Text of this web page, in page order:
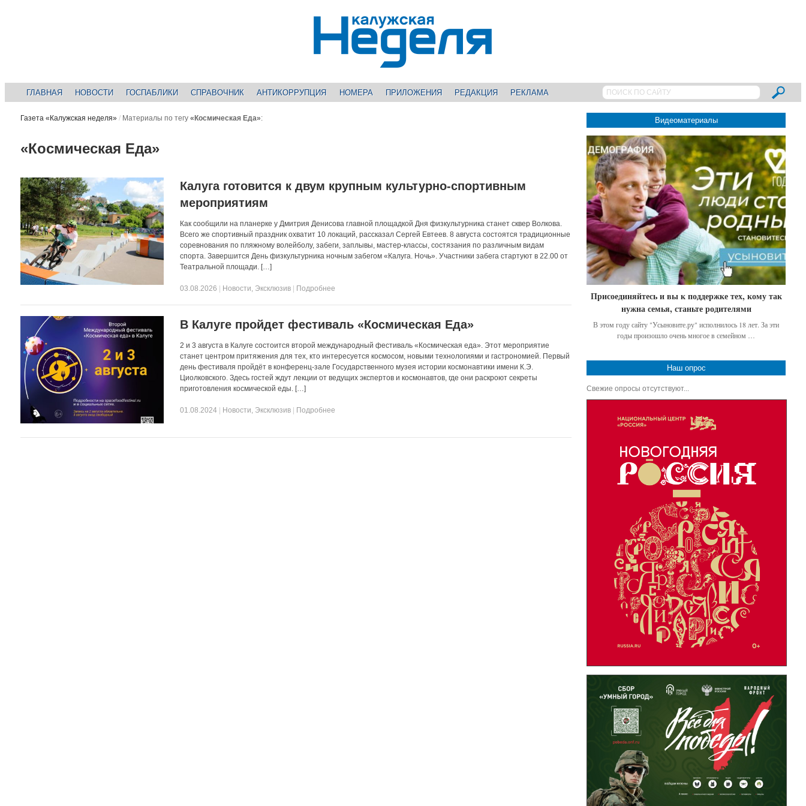
ГЛАВНАЯ НОВОСТИ ГОСПАБЛИКИ СПРАВОЧНИК АНТИКОРРУПЦИЯ НОМЕРА ПРИЛОЖЕНИЯ РЕДАКЦИЯ РЕКЛАМА
Газета «Калужская неделя» / Материалы по тегу «Космическая Еда»:
«Космическая Еда»
Калуга готовится к двум крупным культурно-спортивным
мероприятиям
Как сообщили на планерке у Дмитрия Денисова главной площадкой Дня физкультурника станет сквер Волкова.
Всего же спортивный праздник охватит 10 локаций, рассказал Сергей Евтеев. 8 августа состоятся традиционные
соревнования по пляжному волейболу, забеги, заплывы, мастер-классы, состязания по различным видам
спорта. Завершится День физкультурника ночным забегом «Калуга. Ночь». Участники забега стартуют в 22.00 от
Театральной площади. […]
03.08.2026 Новости, Эксклюзив Подробнее
В Калуге пройдет фестиваль «Космическая Еда»
2 и 3 августа в Калуге состоится второй международный фестиваль «Космическая еда». Этот мероприятие
станет центром притяжения для тех, кто интересуется космосом, новыми технологиями и гастрономией. Первый
день фестиваля пройдёт в конференц-зале Государственного музея истории космонавтики имени К.Э.
Циолковского. Здесь гостей ждут лекции от ведущих экспертов и космонавтов, где они раскроют секреты
приготовления космической еды. […]
01.08.2024 Новости, Эксклюзив Подробнее
Видеоматериалы
Присоединяйтесь и вы к поддержке тех, кому так
нужна семья, станьте родителями
В этом году сайту "Усыновите.ру" исполнилось 18 лет. За эти
годы произошло очень многое в семейном …
Наш опрос
Свежие опросы отсутствуют...